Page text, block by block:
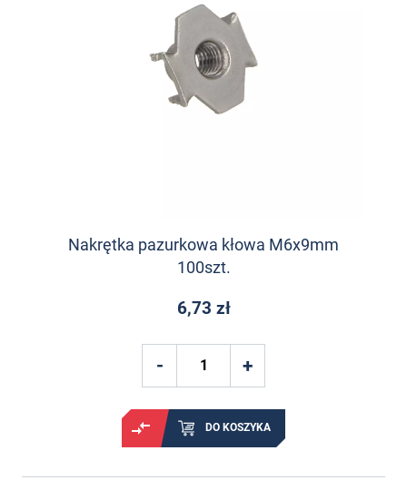
Nakrętka pazurkowa kłowa M6x9mm
100szt.
6,73 zł
DO KOSZYKA